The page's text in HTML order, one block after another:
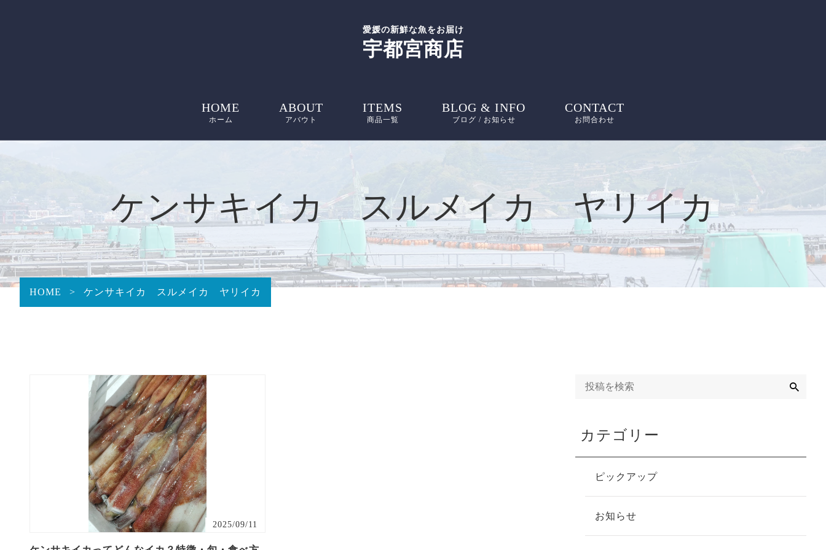
愛媛の新鮮な魚をお届け
宇都宮商店
HOME
ホーム
ABOUT
アバウト
ITEMS
商品一覧
BLOG & INFO
ブログ / お知らせ
ピックアップ
CONTACT
お問合わせ
ケンサキイカ スルメイカ ヤリイカ
HOME > ケンサキイカ スルメイカ ヤリイカ
2025/09/11
カテゴリー
ピックアップ
お知らせ